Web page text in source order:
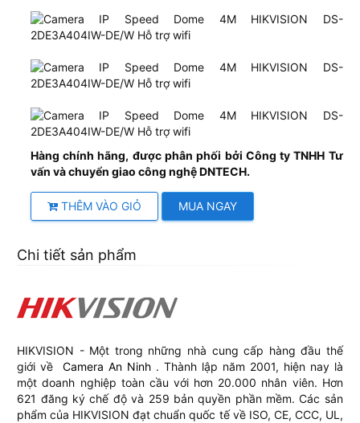
Hàng chính hãng, được phân phối bởi Công ty TNHH Tư
vấn và chuyển giao công nghệ DNTECH.
THÊM VÀO GIỎ MUA NGAY
Chi tiết sản phẩm
HIKVISION - Một trong những nhà cung cấp hàng đầu thế
giới vềCamera An Ninh . Thành lập năm 2001, hiện nay là
một doanh nghiệp toàn cầu với hơn 20.000 nhân viên. Hơn
621 đăng ký chế độ và 259 bản quyền phần mềm. Các sản
phẩm của HIKVISION đạt chuẩn quốc tế về ISO, CE, CCC, UL,